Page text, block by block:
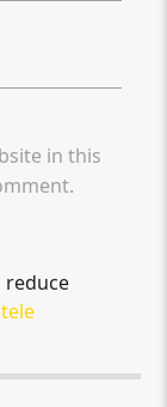
in this
reduce